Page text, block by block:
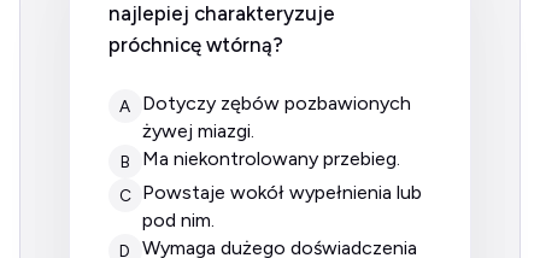
najlepiej charakteryzuje
próchnicę wtórną?
A
dotyczy zębów pozbawionych
żywej miazgi.
B ma niekontrolowany przebieg.
C
powstaje wokół wypełnienia lub
pod nim.
D
wymaga dużego doświadczenia